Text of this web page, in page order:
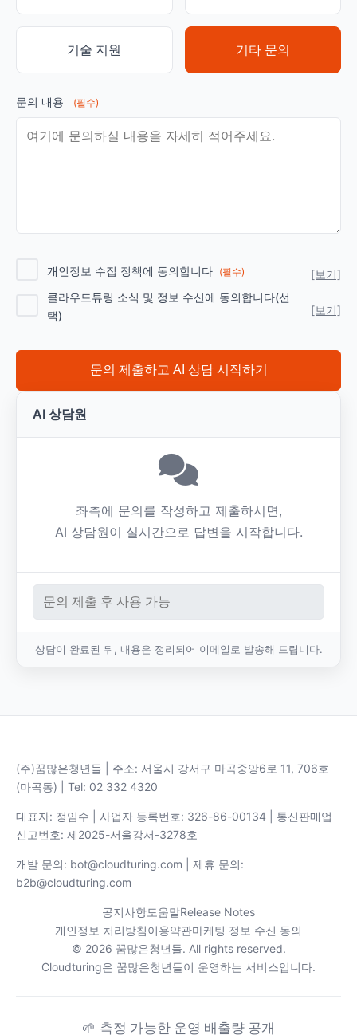
기술 지원 기타 문의
문의 내용 (필수)
개인정보 수집 정책에 동의합니다 (필수)
[보기]
클라우드튜링 소식 및 정보 수신에 동의합니다(선
택)
[보기]
문의 제출하고 AI 상담 시작하기
AI 상담원
좌측에 문의를 작성하고 제출하시면,
AI 상담원이 실시간으로 답변을 시작합니다.
상담이 완료된 뒤, 내용은 정리되어 이메일로 발송해 드립니다.
(주)꿈많은청년들 | 주소: 서울시 강서구 마곡중앙6로 11, 706호
(마곡동) | Tel: 02 332 4320
대표자: 정임수 | 사업자 등록번호: 326-86-00134 | 통신판매업
신고번호: 제2025-서울강서-3278호
개발 문의: bot@cloudturing.com | 제휴 문의:
b2b@cloudturing.com
공지사항도움말Release Notes
개인정보 처리방침이용약관마케팅 정보 수신 동의
© 2026 꿈많은청년들. All rights reserved.
Cloudturing은 꿈많은청년들이 운영하는 서비스입니다.
🌱 측정 가능한 운영 배출량 공개